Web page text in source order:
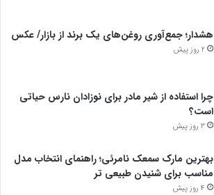
هشدار؛ جمع‌آوری روغن‌های یک برند از بازار/ عکس
2 روز پیش
چرا استفاده از شیر مادر برای نوزادان نارس حیاتی
است؟
3 روز پیش
بهترین مارک سمعک نامرئی؛ راهنمای انتخاب مدل
مناسب برای شنیدن طبیعی تر
4 روز پیش